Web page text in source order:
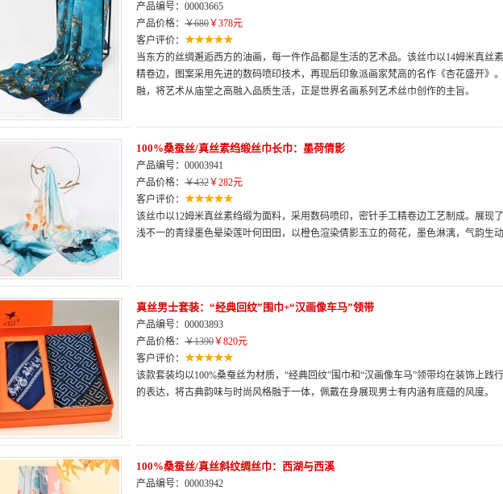
产品编号：00003665
产品价格： ￥680￥378元
客户评价：
当东方的丝绸邂逅西方的油画，每一件作品都是生活的艺术品。该丝巾以14姆米真丝
精卷边，图案采用先进的数码喷印技术，再现后印象派画家梵高的名作《杏花盛开》
融，将艺术从庙堂之高融入品质生活，正是世界名画系列艺术丝巾创作的主旨。
100%桑蚕丝/真丝素绉缎丝巾长巾：墨荷倩影
产品编号：00003941
产品价格： ￥432￥282元
客户评价：
该丝巾以12姆米真丝素绉缎为面料，采用数码喷印，密针手工精卷边工艺制成。展现
浅不一的青绿墨色晕染莲叶何田田，以橙色渲染倩影玉立的荷花，墨色淋漓，气韵生动
真丝男士套装：“经典回纹”围巾+“汉画像车马”领带
产品编号：00003893
产品价格： ￥1390￥820元
客户评价：
该款套装均以100%桑蚕丝为材质，“经典回纹”围巾和“汉画像车马”领带均在装饰上践
的表达，将古典韵味与时尚风格融于一体，佩戴在身展现男士有内涵有底蕴的风度。
100%桑蚕丝/真丝斜纹绸丝巾：西湖与西溪
产品编号：00003942